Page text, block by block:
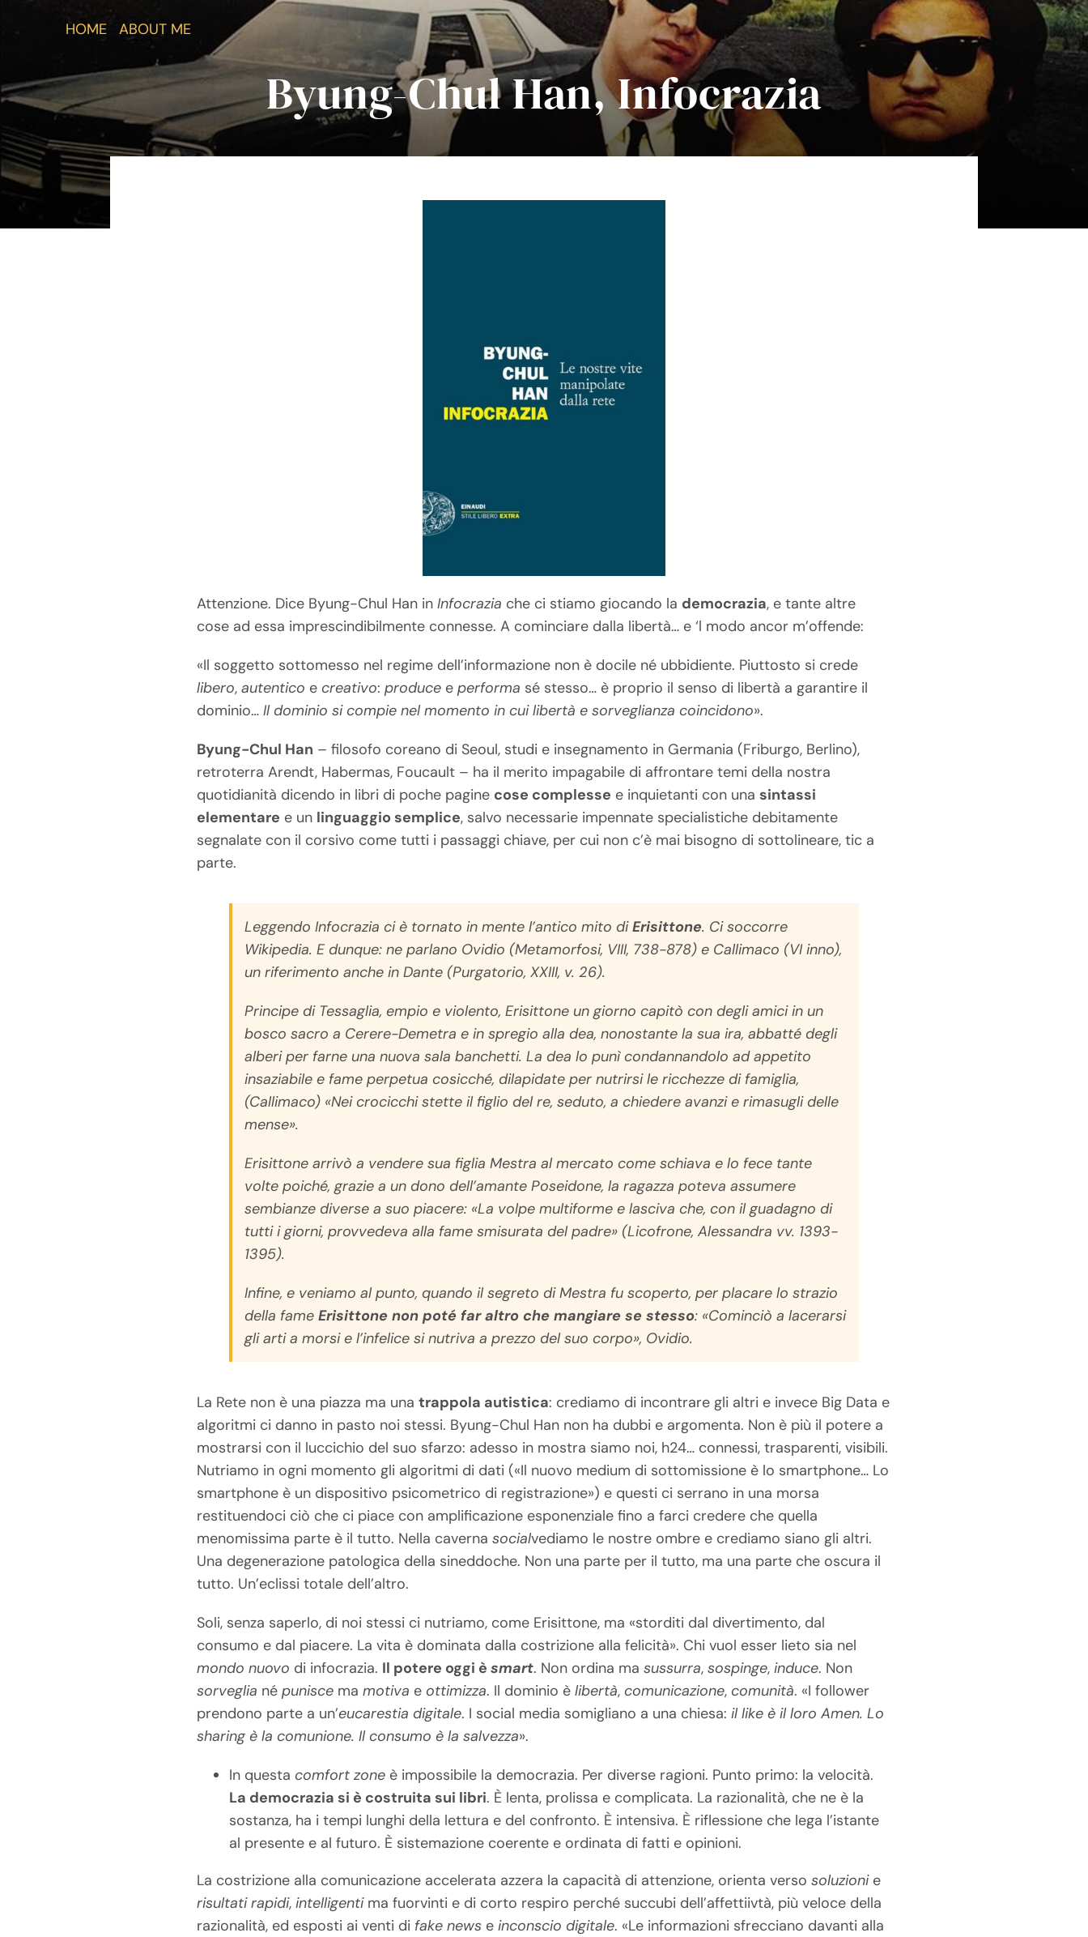
HOME ABOUT ME
Byung-Chul Han, Infocrazia
Attenzione. Dice Byung-Chul Han inInfocrazia che ci stiamo giocando la democrazia, e tante altre
cose ad essa imprescindibilmente connesse. A cominciare dalla libertà… e ‘l modo ancor m’offende:
«Il soggetto sottomesso nel regime dell’informazione non è docile né ubbidiente. Piuttosto si crede
libero,autentico ecreativo:produce eperforma sé stesso… è proprio il senso di libertà a garantire il
dominio…Il dominio si compie nel momento in cui libertà e sorveglianza coincidono».
Byung-Chul Han – filosofo coreano di Seoul, studi e insegnamento in Germania (Friburgo, Berlino),
retroterra Arendt, Habermas, Foucault – ha il merito impagabile di affrontare temi della nostra
quotidianità dicendo in libri di poche pagine cose complesse e inquietanti con unasintassi
elementare e un linguaggio semplice, salvo necessarie impennate specialistiche debitamente
segnalate con il corsivo come tutti i passaggi chiave, per cui non c’è mai bisogno di sottolineare, tic a
parte.
LeggendoInfocrazia ci è tornato in mente l’antico mito diErisittone. Ci soccorre
Wikipedia. E dunque: ne parlano Ovidio (Metamorfosi, VIII, 738-878) e Callimaco (VI inno),
un riferimento anche in Dante (Purgatorio, XXIII, v. 26).
Principe di Tessaglia, empio e violento, Erisittone un giorno capitò con degli amici in un
bosco sacro a Cerere-Demetra e in spregio alla dea, nonostante la sua ira, abbatté degli
alberi per farne una nuova sala banchetti. La dea lo punì condannandolo ad appetito
insaziabile e fame perpetua cosicché, dilapidate per nutrirsi le ricchezze di famiglia,
(Callimaco) «Nei crocicchi stette il figlio del re, seduto, a chiedere avanzi e rimasugli delle
mense».
Erisittone arrivò a vendere sua figlia Mestra al mercato come schiava e lo fece tante
volte poiché, grazie a un dono dell’amante Poseidone, la ragazza poteva assumere
sembianze diverse a suo piacere: «La volpe multiforme e lasciva che, con il guadagno di
tutti i giorni, provvedeva alla fame smisurata del padre» (Licofrone,Alessandra vv. 1393-
1395).
Infine, e veniamo al punto, quando il segreto di Mestra fu scoperto, per placare lo strazio
della fameErisittone non poté far altro che mangiare se stesso: «Cominciò a lacerarsi
gli arti a morsi e l’infelice si nutriva a prezzo del suo corpo», Ovidio.
La Rete non è una piazza ma unatrappola autistica: crediamo di incontrare gli altri e invece Big Data e
algoritmi ci danno in pasto noi stessi. Byung-Chul Han non ha dubbi e argomenta. Non è più il potere a
mostrarsi con il luccichio del suo sfarzo: adesso in mostra siamo noi, h24… connessi, trasparenti, visibili.
Nutriamo in ogni momento gli algoritmi di dati («Il nuovo medium di sottomissione è lo smartphone… Lo
smartphone è un dispositivo psicometrico di registrazione») e questi ci serrano in una morsa
restituendoci ciò che ci piace con amplificazione esponenziale fino a farci credere che quella
menomissima parte è il tutto. Nella cavernasocialvediamo le nostre ombre e crediamo siano gli altri.
Una degenerazione patologica della sineddoche. Non una parte per il tutto, ma una parte che oscura il
tutto. Un’eclissi totale dell’altro.
Soli, senza saperlo, di noi stessi ci nutriamo, come Erisittone, ma «storditi dal divertimento, dal
consumo e dal piacere. La vita è dominata dalla costrizione alla felicità». Chi vuol esser lieto sia nel
mondo nuovo di infocrazia. Il potere oggi èsmart. Non ordina masussurra,sospinge,induce. Non
sorveglia népunisce mamotiva eottimizza. Il dominio èlibertà,comunicazione,comunità. «I follower
prendono parte a un’eucarestia digitale. I social media somigliano a una chiesa:il like è il loro Amen. Lo
sharing è la comunione. Il consumo è la salvezza».
In questacomfort zone è impossibile la democrazia. Per diverse ragioni. Punto primo: la velocità.
La democrazia si è costruita sui libri. È lenta, prolissa e complicata. La razionalità, che ne è la
sostanza, ha i tempi lunghi della lettura e del confronto. È intensiva. È riflessione che lega l’istante
al presente e al futuro. È sistemazione coerente e ordinata di fatti e opinioni.
La costrizione alla comunicazione accelerata azzera la capacità di attenzione, orienta versosoluzionie
risultati rapidi,intelligentima fuorvinti e di corto respiro perché succubi dell’affettiivtà, più veloce della
razionalità, ed esposti ai venti di fake news einconscio digitale. «Le informazioni sfrecciano davanti alla